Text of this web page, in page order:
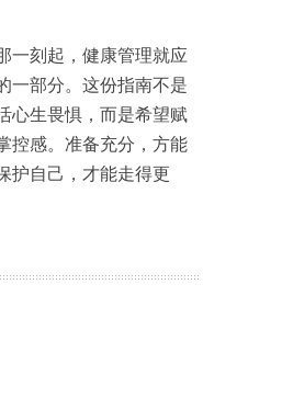
一刻起，健康管理就应
一部分。这份指南不是
心生畏惧，而是希望赋
控感。准备充分，方能
护自己，才能走得更